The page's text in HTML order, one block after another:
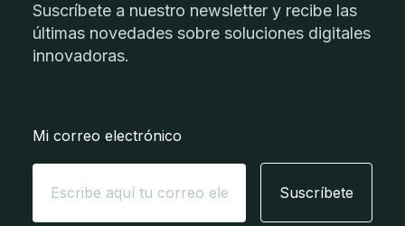
Suscríbete a nuestro newsletter y recibe las
últimas novedades sobre soluciones digitales
innovadoras.
Mi correo electrónico
Suscríbete